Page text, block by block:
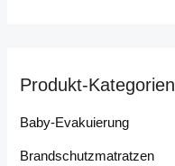
Produkt-Kategorien
Baby-Evakuierung
Brandschutzmatratzen